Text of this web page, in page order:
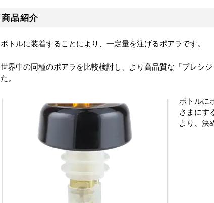
商品紹介
ボトルに装着することにより、一定量を注げるポアラです。
世界中の同種のポアラを比較検討し、より高品質な「プレシ
た。
ボトルに
さまにす
より、決